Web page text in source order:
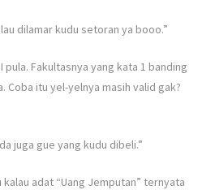
dilamar kudu setoran ya booo.”
pula. Fakultasnya yang kata 1 banding
Coba itu yel-yelnya masih valid gak?
juga gue yang kudu dibeli.”
adat “Uang Jemputan” ternyata